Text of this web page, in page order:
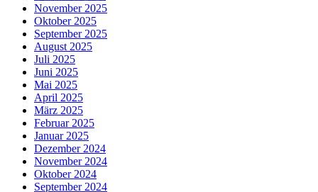
November 2025
Oktober 2025
September 2025
August 2025
Juli 2025
Juni 2025
Mai 2025
April 2025
März 2025
Februar 2025
Januar 2025
Dezember 2024
November 2024
Oktober 2024
September 2024